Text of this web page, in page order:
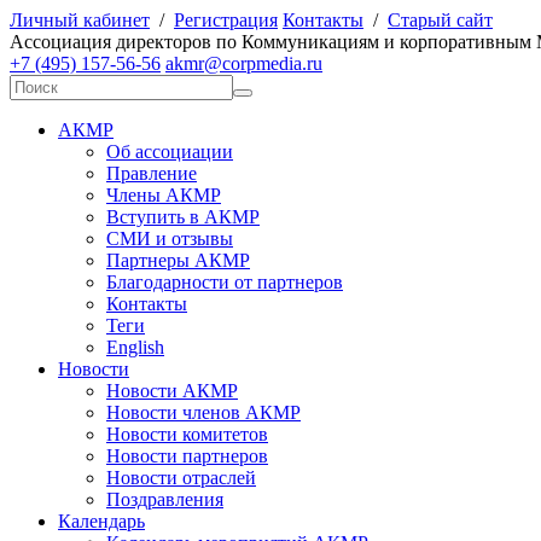
Личный кабинет / Регистрация Контакты / Старый сайт
Ассоциация директоров по Коммуникациям и корпоративным
+7 (495) 157-56-56 akmr@corpmedia.ru
АКМР
Об ассоциации
Правление
Члены АКМР
Вступить в АКМР
СМИ и отзывы
Партнеры АКМР
Благодарности от партнеров
Контакты
Теги
English
Новости
Новости АКМР
Новости членов АКМР
Новости комитетов
Новости партнеров
Новости отраслей
Поздравления
Календарь